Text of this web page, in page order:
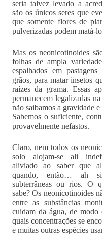
seria talvez levado a
são os únicos seres que
que somente flores de
pulverizadas podem matá-
Mas os neonicotinoides
folhas de ampla
espalhados em
grãos, para matar insetos
raízes da grama. Essas
permanecem legalizadas
não saibamos a gravidade
Sabemos o suficiente,
provavelmente nefastos.
Claro, nem todos os
solo alojam-se ali
aliviado ao saber que
quando, então… ah
subterrâneas ou rios. O
sabe? Os neonicotinoides
entre as substâncias
cuidam da água, de modo
quais concentrações se
e muitas outras espécies